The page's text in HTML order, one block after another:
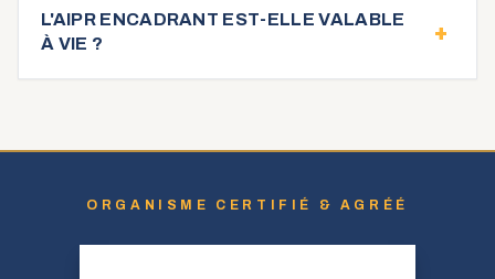
L'AIPR ENCADRANT EST-ELLE VALABLE
À VIE ?
+
ORGANISME CERTIFIÉ & AGRÉÉ